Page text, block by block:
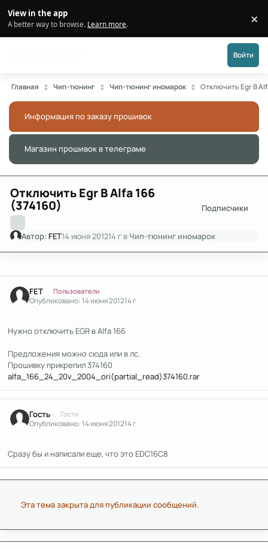
View in the app
A better way to browse. Learn more. ×
Войти
Главная Чип-тюнинг Чип-тюнинг иномарок Отключить Egr В
Информация по заказу прошивок
Магазин прошивок в телеграме
Отключить Egr В Alfa 166
(374160) Подписчики
Автор: FET14 июня 201214 г в Чип-тюнинг иномарок
FET Пользователи
Опубликовано:14 июня 201214 г
Нужно отключить EGR в Alfa 166
Предложения можно сюда или в лс.
Прошивку прикрепил 374160
alfa_166_24_20v_2004_ori(partial_read)374160.rar
Гость Гости
Опубликовано:14 июня 201214 г
Сразу бы и написали еще, что это EDC16C8
Эта тема закрыта для публикации сообщений.